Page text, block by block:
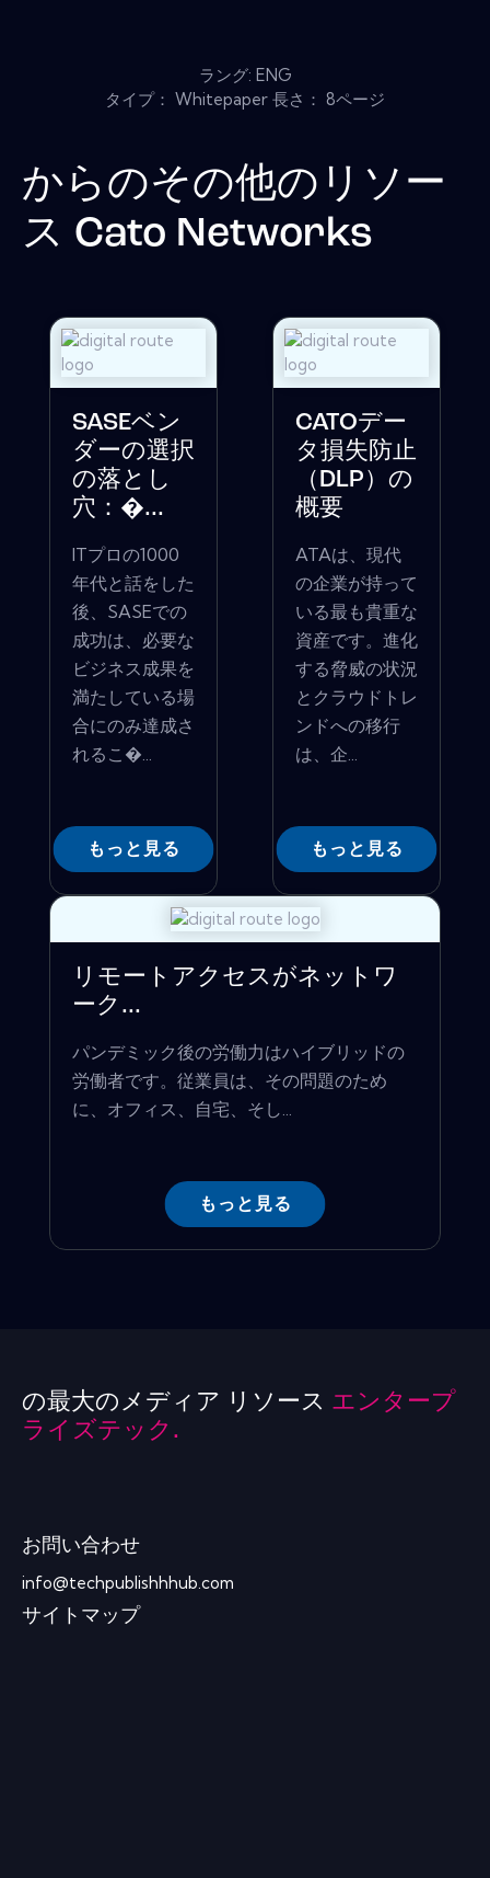
ラング: ENG
タイプ： Whitepaper 長さ： 8ページ
からのその他のリソー
ス Cato Networks
SASEベン
ダーの選択
の落とし
穴：�...
ITプロの1000
年代と話をした
後、SASEでの
成功は、必要な
ビジネス成果を
満たしている場
合にのみ達成さ
れるこ�...
もっと見る
CATOデー
タ損失防止
（DLP）の
概要
ATAは、現代
の企業が持って
いる最も貴重な
資産です。進化
する脅威の状況
とクラウドトレ
ンドへの移行
は、企...
もっと見る
リモートアクセスがネットワ
ーク...
パンデミック後の労働力はハイブリッドの
労働者です。従業員は、その問題のため
に、オフィス、自宅、そし...
もっと見る
の最大のメディア リソース エンタープ
ライズテック.
お問い合わせ
info@techpublishhhub.com
サイトマップ